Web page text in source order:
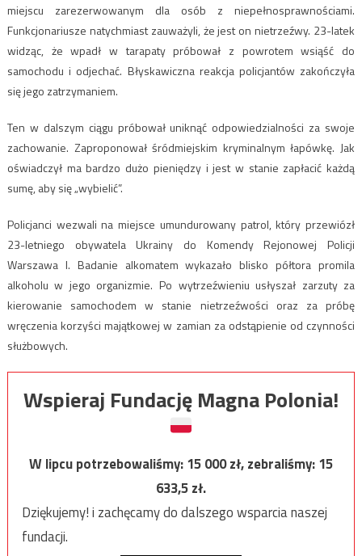
miejscu zarezerwowanym dla osób z niepełnosprawnościami.
Funkcjonariusze natychmiast zauważyli, że jest on nietrzeźwy. 23-latek
widząc, że wpadł w tarapaty próbował z powrotem wsiąść do
samochodu i odjechać. Błyskawiczna reakcja policjantów zakończyła
się jego zatrzymaniem.
Ten w dalszym ciągu próbował uniknąć odpowiedzialności za swoje
zachowanie. Zaproponował śródmiejskim kryminalnym łapówkę. Jak
oświadczył ma bardzo dużo pieniędzy i jest w stanie zapłacić każdą
sumę, aby się „wybielić”.
Policjanci wezwali na miejsce umundurowany patrol, który przewiózł
23-letniego obywatela Ukrainy do Komendy Rejonowej Policji
Warszawa I. Badanie alkomatem wykazało blisko półtora promila
alkoholu w jego organizmie. Po wytrzeźwieniu usłyszał zarzuty za
kierowanie samochodem w stanie nietrzeźwości oraz za próbę
wręczenia korzyści majątkowej w zamian za odstąpienie od czynności
służbowych.
Wspieraj Fundację Magna Polonia!
W lipcu potrzebowaliśmy:15 000zł, zebraliśmy:15
633,5zł.
Dziękujemy! i zachęcamy do dalszego wsparcia naszej
fundacji.